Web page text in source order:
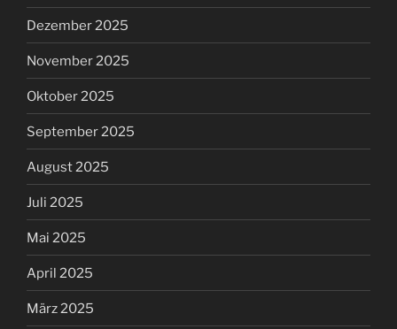
Dezember 2025
November 2025
Oktober 2025
September 2025
August 2025
Juli 2025
Mai 2025
April 2025
März 2025